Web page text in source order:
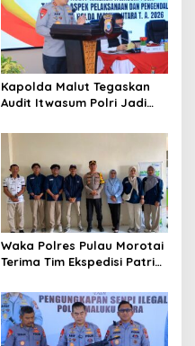
Kapolda Malut Tegaskan
Audit Itwasum Polri Jadi
Akuntabilitas dan Kinerja
Waka Polres Pulau Morotai
Terima Tim Ekspedisi Patriot
Pengabdian dan Riset di
Wilayah Morotai